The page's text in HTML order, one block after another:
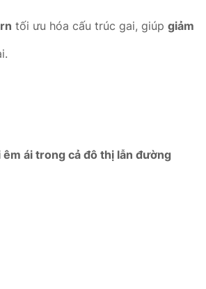
tối ưu hóa cấu trúc gai, giúp giảm
ái trong cả đô thị lẫn đường